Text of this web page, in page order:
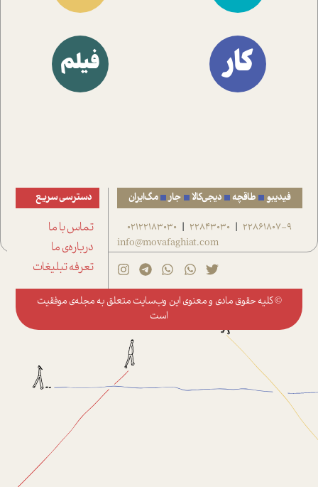
کار فیلم
فیدیبو طاقچه دیجی‌کالا جار مگ‌ایران
22861807-9
|
22843030
|
02122183030
info@movafaghiat.com
دسترسی سریع
تماس با ما
درباره‌ی ما
تعرفه تبلیغات
© کلیه حقوق مادی و معنوی این وب‌سایت متعلق به مجله‌ی موفقیت
است